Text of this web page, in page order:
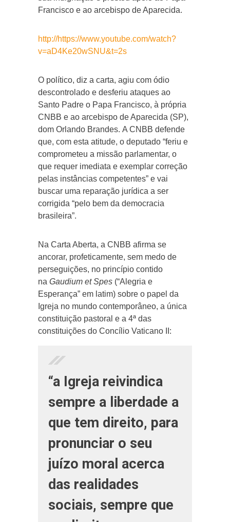
Francisco e ao arcebispo de Aparecida.
http://https://www.youtube.com/watch?
v=aD4Ke20wSNU&t=2s
O político, diz a carta, agiu com ódio
descontrolado e desferiu ataques ao
Santo Padre o Papa Francisco, à própria
CNBB e ao arcebispo de Aparecida (SP),
dom Orlando Brandes. A CNBB defende
que, com esta atitude, o deputado “feriu e
comprometeu a missão parlamentar, o
que requer imediata e exemplar correção
pelas instâncias competentes” e vai
buscar uma reparação jurídica a ser
corrigida “pelo bem da democracia
brasileira”.
Na Carta Aberta, a CNBB afirma se
ancorar, profeticamente, sem medo de
perseguições, no princípio contido
na Gaudium et Spes (“Alegria e
Esperança” em latim) sobre o papel da
Igreja no mundo contemporâneo, a única
constituição pastoral e a 4ª das
constituições do Concílio Vaticano II:
“a Igreja reivindica
sempre a liberdade a
que tem direito, para
pronunciar o seu
juízo moral acerca
das realidades
sociais, sempre que